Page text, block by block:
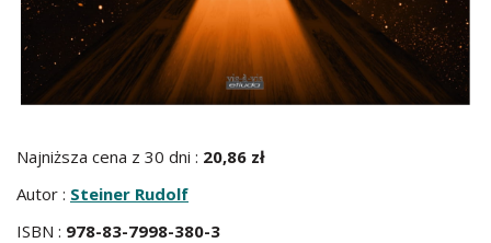
Najniższa cena z 30 dni : 20,86 zł
Autor : Steiner Rudolf
ISBN : 978-83-7998-380-3